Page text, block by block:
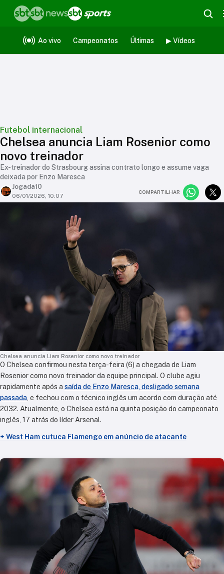
Ao vivo Campeonatos Últimas ▶ Vídeos
Futebol internacional
Chelsea anuncia Liam Rosenior como
novo treinador
Ex-treinador do Strasbourg assina contrato longo e assume vaga
deixada por Enzo Maresca
Jogada10
06/01/2026, 10:07
COMPARTILHAR
Chelsea anuncia Liam Rosenior como novo treinador
O Chelsea confirmou nesta terça-feira (6) a chegada de Liam
Rosenior como novo treinador da equipe principal. O clube agiu
rapidamente após a saída de Enzo Maresca, desligado semana
passada , e fechou com o técnico inglês um acordo com duração até
2032. Atualmente, o Chelsea está na quinta posição do campeonato
inglês, 17 atrás do líder Arsenal.
+ West Ham cutuca Flamengo em anúncio de atacante